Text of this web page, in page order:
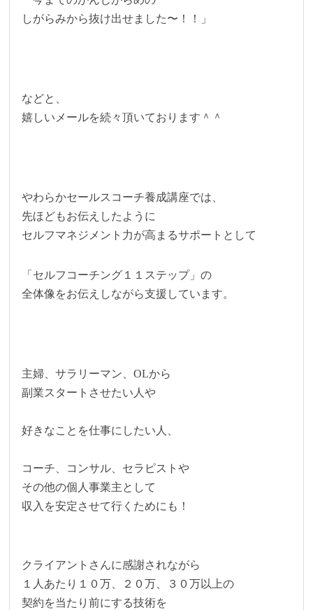
しがらみから抜け出せました〜！！」
などと、
嬉しいメールを続々頂いております＾＾
やわらかセールスコーチ養成講座では、
先ほどもお伝えしたように
セルフマネジメント力が高まるサポートとして
「セルフコーチング１１ステップ」の
全体像をお伝えしながら支援しています。
主婦、サラリーマン、OLから
副業スタートさせたい人や
好きなことを仕事にしたい人、
コーチ、コンサル、セラピストや
その他の個人事業主として
収入を安定させて行くためにも！
クライアントさんに感謝されながら
１人あたり１０万、２０万、３０万以上の
契約を当たり前にする技術を